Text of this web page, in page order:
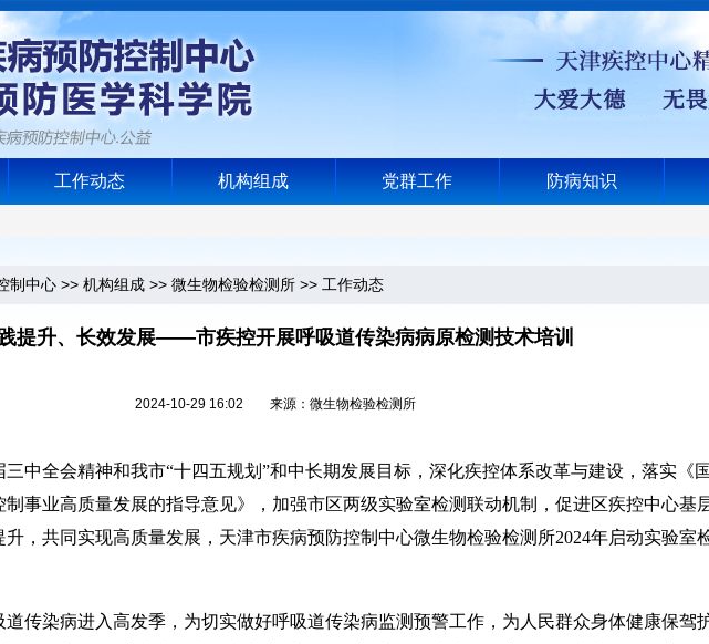
工作动态 机构组成 党群工作 防病知识
制中心 >> 机构组成 >> 微生物检验检测所 >> 工作动态
提升、长效发展——市疾控开展呼吸道传染病病原检测技术培训
2024-10-29 16:02 来源：微生物检验检测所
全会精神和我市“十四五规划”和中长期发展目标，深化疾控体系改革与建设，落实《
事业高质量发展的指导意见》，加强市区两级实验室检测联动机制，促进区疾控中心基
，共同实现高质量发展，天津市疾病预防控制中心微生物检验检测所2024年启动实验室
染病进入高发季，为切实做好呼吸道传染病监测预警工作，为人民群众身体健康保驾